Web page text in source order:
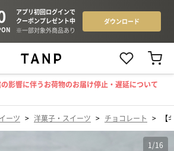
の影響に伴うお荷物のお届け停止・遅延について
ーツ > 洋菓子・スイーツ > チョコレート >
1 /16